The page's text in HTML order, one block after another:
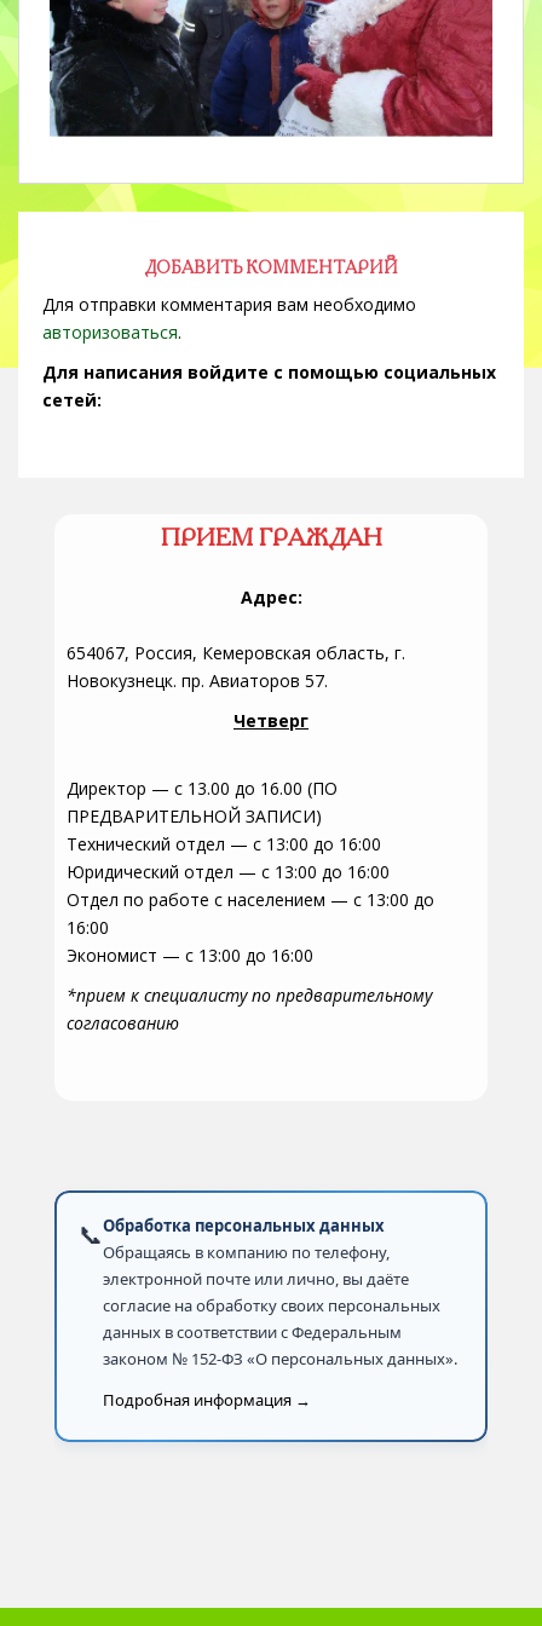
ДОБАВИТЬ КОММЕНТАРИЙ
Для отправки комментария вам необходимо
авторизоваться.
Для написания войдите с помощью социальных
сетей:
ПРИЕМ ГРАЖДАН
Адрес:
654067, Россия, Кемеровская область, г.
Новокузнецк. пр. Авиаторов 57.
Четверг
Директор — с 13.00 до 16.00 (ПО
ПРЕДВАРИТЕЛЬНОЙ ЗАПИСИ)
Технический отдел — с 13:00 до 16:00
Юридический отдел — с 13:00 до 16:00
Отдел по работе с населением — с 13:00 до
16:00
Экономист — с 13:00 до 16:00
*прием к специалисту по предварительному
согласованию
📞Обработка персональных данных
Обращаясь в компанию по телефону,
электронной почте или лично, вы даёте
согласие на обработку своих персональных
данных в соответствии с Федеральным
законом № 152-ФЗ «О персональных данных».
Подробная информация →